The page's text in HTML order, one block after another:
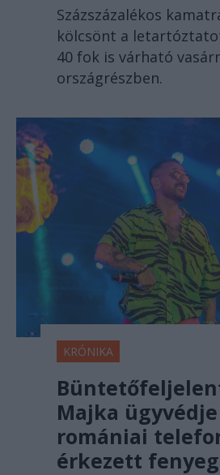
Százszázalékos
kölcsönt a
40 fok is várható
országrészben.
KRÓNIKA
Majka
romániai
érkezett